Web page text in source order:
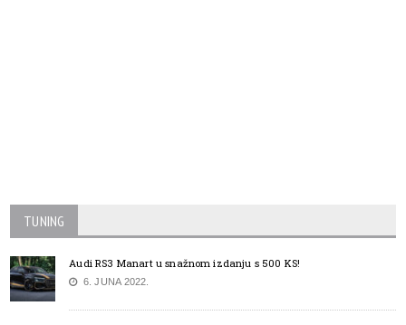
TUNING
Audi RS3 Manart u snažnom izdanju s 500 KS!
6. JUNA 2022.